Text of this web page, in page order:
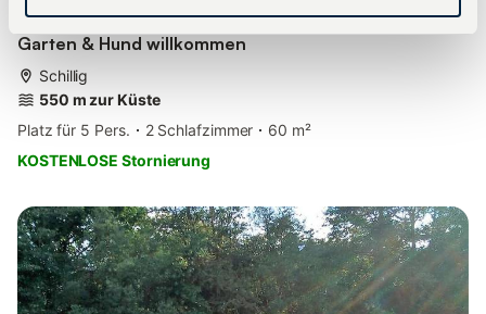
Ferienhaus Oldeoogweg in Schillig: Strandnah,
Garten & Hund willkommen
Schillig
550 m zur Küste
Platz für 5 Pers.
2 Schlafzimmer
60 m²
KOSTENLOSE Stornierung